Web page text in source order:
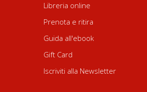
Libreria online
Prenota e ritira
Guida all'ebook
Gift Card
Iscriviti alla Newsletter